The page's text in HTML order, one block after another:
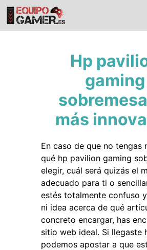
Saltar
contenido
Hp
gaming
más
En caso de que no tengas
qué hp pavilion gaming
elegir, cuál será quizás el
adecuado para ti o
estés totalmente confuso
ni idea acerca de qué
concreto encargar, has
sitio web ideal. Si llegaste
podemos apostar a que